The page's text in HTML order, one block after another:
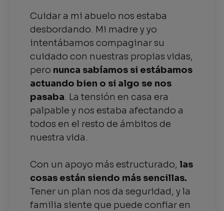
Cuidar a mi abuelo nos estaba
desbordando. Mi madre y yo
intentábamos compaginar su
cuidado con nuestras propias vidas,
pero nunca sabíamos si estábamos
actuando bien o si algo se nos
pasaba. La tensión en casa era
palpable y nos estaba afectando a
todos en el resto de ámbitos de
nuestra vida.
Con un apoyo más estructurado, las
cosas están siendo más sencillas.
Tener un plan nos da seguridad, y la
familia siente que puede confiar en